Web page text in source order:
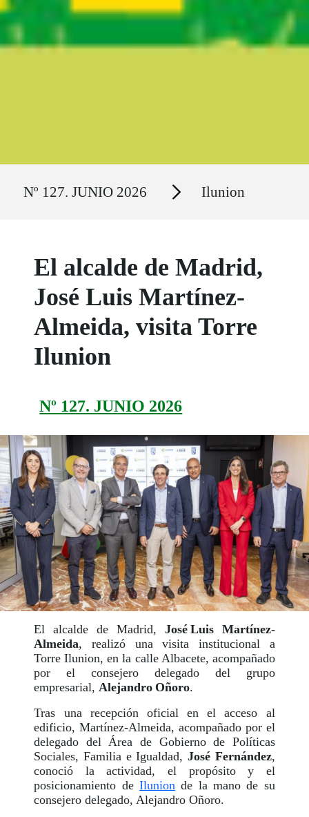
Nº 127. JUNIO 2026 Secciones Ilunion
El alcalde de Madrid,
José Luis Martínez-
Almeida, visita Torre
Ilunion
Nº 127. JUNIO 2026
El alcalde de Madrid, José Luis Martínez-
Almeida, realizó una visita institucional a
Torre Ilunion, en la calle Albacete, acompañado
por el consejero delegado del grupo
empresarial, Alejandro Oñoro.
Tras una recepción oficial en el acceso al
edificio, Martínez-Almeida, acompañado por el
delegado del Área de Gobierno de Políticas
Sociales, Familia e Igualdad, José Fernández,
conoció la actividad, el propósito y el
posicionamiento de Ilunion de la mano de su
consejero delegado, Alejandro Oñoro.